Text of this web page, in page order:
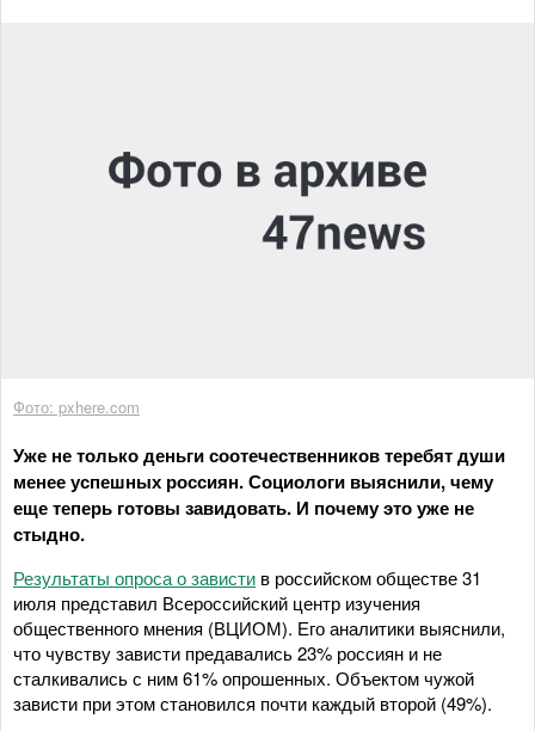
Фото: pxhere.com
Уже не только деньги соотечественников теребят души
менее успешных россиян. Социологи выяснили, чему
еще теперь готовы завидовать. И почему это уже не
стыдно.
Результаты опроса о зависти в российском обществе 31
июля представил Всероссийский центр изучения
общественного мнения (ВЦИОМ). Его аналитики выяснили,
что чувству зависти предавались 23% россиян и не
сталкивались с ним 61% опрошенных. Объектом чужой
зависти при этом становился почти каждый второй (49%).